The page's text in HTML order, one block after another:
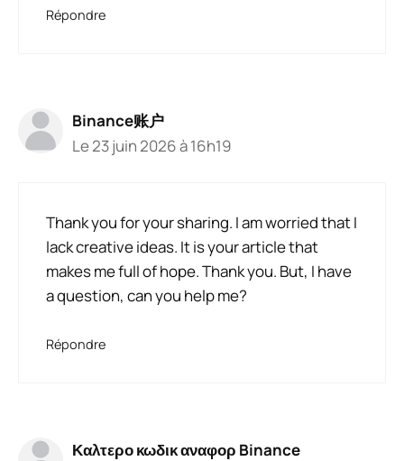
Répondre
Binance账户
Le 23 juin 2026 à 16h19
Thank you for your sharing. I am worried that I
lack creative ideas. It is your article that
makes me full of hope. Thank you. But, I have
a question, can you help me?
Répondre
Καλτερο κωδικ αναφορ Binance